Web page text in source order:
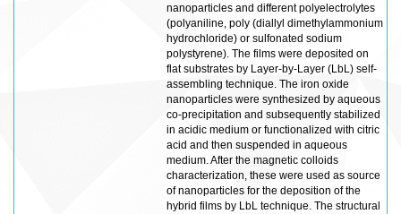
nanoparticles and different polyelectrolytes
(polyaniline, poly (diallyl dimethylammonium
hydrochloride) or sulfonated sodium
polystyrene). The films were deposited on
flat substrates by Layer-by-Layer (LbL) self-
assembling technique. The iron oxide
nanoparticles were synthesized by aqueous
co-precipitation and subsequently stabilized
in acidic medium or functionalized with citric
acid and then suspended in aqueous
medium. After the magnetic colloids
characterization, these were used as source
of nanoparticles for the deposition of the
hybrid films by LbL technique. The structural